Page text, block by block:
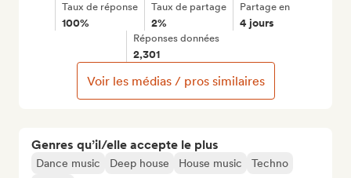
Genres qu’il/elle accepte le plus
Dance music Deep house House music
Techno
Taux de réponse
100%
Taux de partage
2%
Partage en
4 jours
Réponses données
2,301
Voir les médias / pros similaires